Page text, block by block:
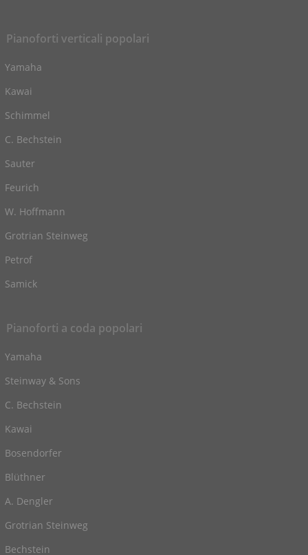
Pianoforti verticali popolari
Yamaha
Kawai
Schimmel
C. Bechstein
Sauter
Feurich
W. Hoffmann
Grotrian Steinweg
Petrof
Samick
Pianoforti a coda popolari
Yamaha
Steinway & Sons
C. Bechstein
Kawai
Bosendorfer
Blüthner
A. Dengler
Grotrian Steinweg
Bechstein